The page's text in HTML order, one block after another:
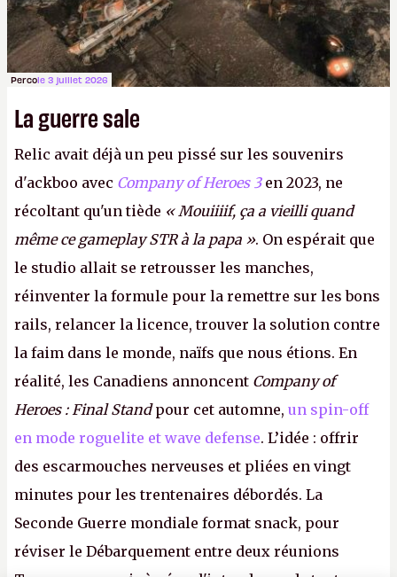
Percole 3 juillet 2026
La guerre sale
Relic avait déjà un peu pissé sur les souvenirs
d'ackboo avec Company of Heroes 3en 2023, ne
récoltant qu'un tiède « Mouiiiif, ça a vieilli quand
même ce gameplay STR à la papa ». On espérait que
le studio allait se retrousser les manches,
réinventer la formule pour la remettre sur les bons
rails, relancer la licence, trouver la solution contre
la faim dans le monde, naïfs que nous étions. En
réalité, les Canadiens annoncent Company of
Heroes : Final Standpour cet automne, un spin-off
en mode roguelite et wave defense. L’idée : offrir
des escarmouches nerveuses et pliées en vingt
minutes pour les trentenaires débordés. La
Seconde Guerre mondiale format snack, pour
réviser le Débarquement entre deux réunions